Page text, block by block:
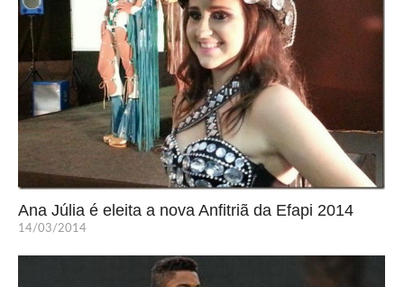
Ana Júlia é eleita a nova Anfitriã da Efapi 2014
14/03/2014